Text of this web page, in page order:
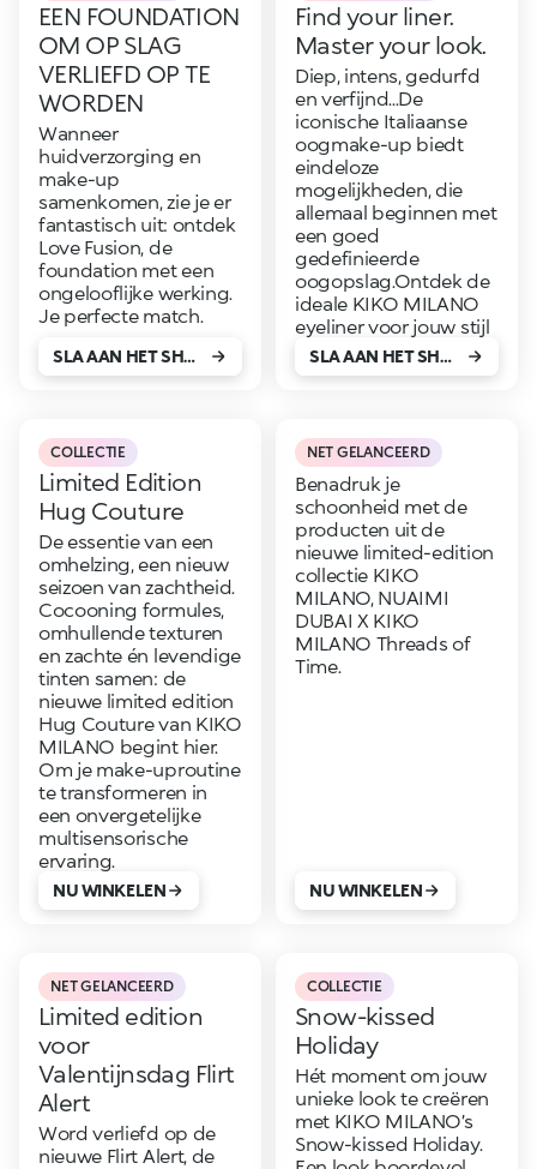
EEN FOUNDATION
OM OP SLAG
VERLIEFD OP TE
WORDEN
Wanneer
huidverzorging en
make-up
samenkomen, zie je er
fantastisch uit: ontdek
Love Fusion, de
foundation met een
ongelooflijke werking.
Je perfecte match.
SLA AAN HET SHOPPEN!
Find your liner.
Master your look.
Diep, intens, gedurfd
en verfijnd...De
iconische Italiaanse
oogmake-up biedt
eindeloze
mogelijkheden, die
allemaal beginnen met
een goed
gedefinieerde
oogopslag.Ontdek de
ideale KIKO MILANO
eyeliner voor jouw stijl
SLA AAN HET SHOPPEN!
COLLECTIE
Limited Edition
Hug Couture
De essentie van een
omhelzing, een nieuw
seizoen van zachtheid.
Cocooning formules,
omhullende texturen
en zachte én levendige
tinten samen: de
nieuwe limited edition
Hug Couture van KIKO
MILANO begint hier.
Om je make-uproutine
te transformeren in
een onvergetelijke
multisensorische
ervaring.
NU WINKELEN
NET GELANCEERD
Benadruk je
schoonheid met de
producten uit de
nieuwe limited-edition
collectie KIKO
MILANO, NUAIMI
DUBAI X KIKO
MILANO Threads of
Time.
NU WINKELEN
NET GELANCEERD
Limited edition
voor
Valentijnsdag Flirt
Alert
Word verliefd op de
nieuwe Flirt Alert, de
COLLECTIE
Snow-kissed
Holiday
Hét moment om jouw
unieke look te creëren
met KIKO MILANO’s
Snow-kissed Holiday.